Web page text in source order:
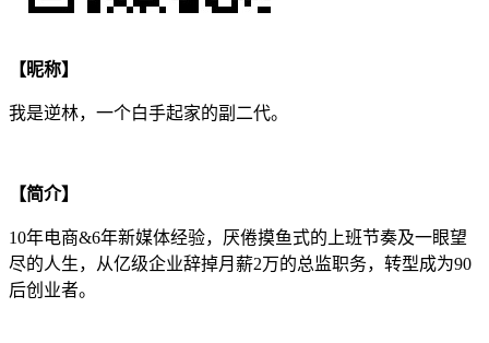
【昵称】
我是逆林，一个白手起家的副二代。
【简介】
10年电商&6年新媒体经验，厌倦摸鱼式的上班节奏及一眼望
尽的人生，从亿级企业辞掉月薪2万的总监职务，转型成为90
后创业者。